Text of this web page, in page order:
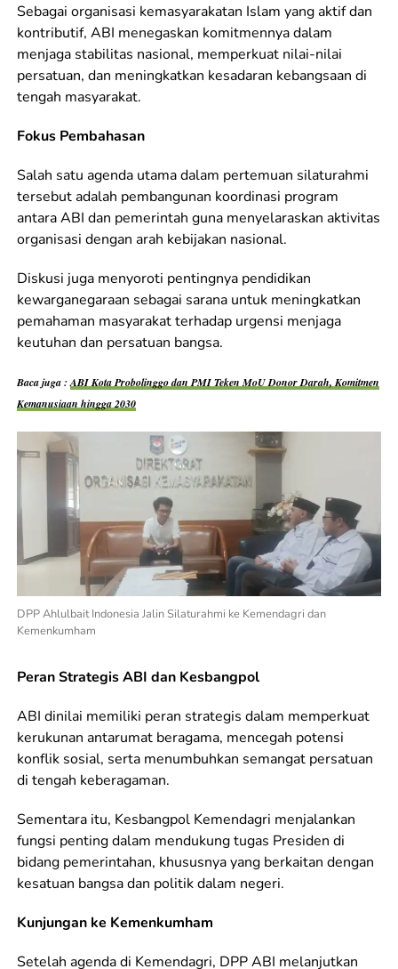
Sebagai organisasi kemasyarakatan Islam yang aktif dan
kontributif, ABI menegaskan komitmennya dalam
menjaga stabilitas nasional, memperkuat nilai-nilai
persatuan, dan meningkatkan kesadaran kebangsaan di
tengah masyarakat.
Fokus Pembahasan
Salah satu agenda utama dalam pertemuan silaturahmi
tersebut adalah pembangunan koordinasi program
antara ABI dan pemerintah guna menyelaraskan aktivitas
organisasi dengan arah kebijakan nasional.
Diskusi juga menyoroti pentingnya pendidikan
kewarganegaraan sebagai sarana untuk meningkatkan
pemahaman masyarakat terhadap urgensi menjaga
keutuhan dan persatuan bangsa.
Baca juga :ABI Kota Probolinggo dan PMI Teken MoU Donor Darah, Komitmen
Kemanusiaan hingga 2030
DPP Ahlulbait Indonesia Jalin Silaturahmi ke Kemendagri dan
Kemenkumham
Peran Strategis ABI dan Kesbangpol
ABI dinilai memiliki peran strategis dalam memperkuat
kerukunan antarumat beragama, mencegah potensi
konflik sosial, serta menumbuhkan semangat persatuan
di tengah keberagaman.
Sementara itu, Kesbangpol Kemendagri menjalankan
fungsi penting dalam mendukung tugas Presiden di
bidang pemerintahan, khususnya yang berkaitan dengan
kesatuan bangsa dan politik dalam negeri.
Kunjungan ke Kemenkumham
Setelah agenda di Kemendagri, DPP ABI melanjutkan